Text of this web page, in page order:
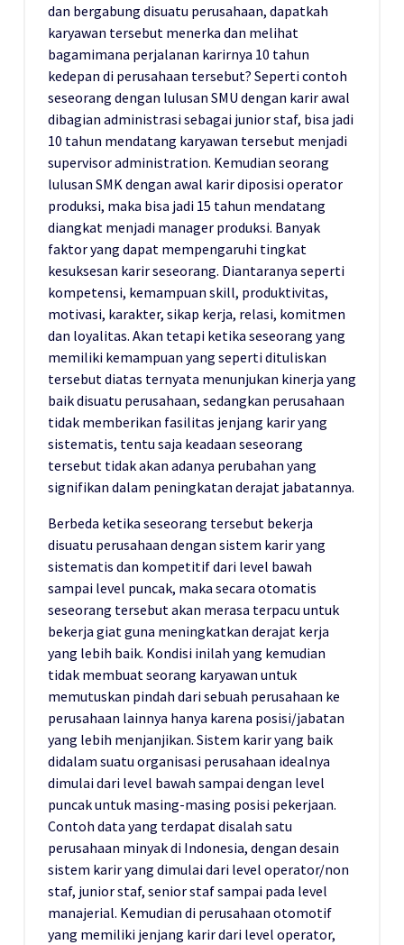
dan bergabung disuatu perusahaan, dapatkah
karyawan tersebut menerka dan melihat
bagamimana perjalanan karirnya 10 tahun
kedepan di perusahaan tersebut? Seperti contoh
seseorang dengan lulusan SMU dengan karir awal
dibagian administrasi sebagai junior staf, bisa jadi
10 tahun mendatang karyawan tersebut menjadi
supervisor administration. Kemudian seorang
lulusan SMK dengan awal karir diposisi operator
produksi, maka bisa jadi 15 tahun mendatang
diangkat menjadi manager produksi. Banyak
faktor yang dapat mempengaruhi tingkat
kesuksesan karir seseorang. Diantaranya seperti
kompetensi, kemampuan skill, produktivitas,
motivasi, karakter, sikap kerja, relasi, komitmen
dan loyalitas. Akan tetapi ketika seseorang yang
memiliki kemampuan yang seperti dituliskan
tersebut diatas ternyata menunjukan kinerja yang
baik disuatu perusahaan, sedangkan perusahaan
tidak memberikan fasilitas jenjang karir yang
sistematis, tentu saja keadaan seseorang
tersebut tidak akan adanya perubahan yang
signifikan dalam peningkatan derajat jabatannya.
Berbeda ketika seseorang tersebut bekerja
disuatu perusahaan dengan sistem karir yang
sistematis dan kompetitif dari level bawah
sampai level puncak, maka secara otomatis
seseorang tersebut akan merasa terpacu untuk
bekerja giat guna meningkatkan derajat kerja
yang lebih baik. Kondisi inilah yang kemudian
tidak membuat seorang karyawan untuk
memutuskan pindah dari sebuah perusahaan ke
perusahaan lainnya hanya karena posisi/jabatan
yang lebih menjanjikan. Sistem karir yang baik
didalam suatu organisasi perusahaan idealnya
dimulai dari level bawah sampai dengan level
puncak untuk masing-masing posisi pekerjaan.
Contoh data yang terdapat disalah satu
perusahaan minyak di Indonesia, dengan desain
sistem karir yang dimulai dari level operator/non
staf, junior staf, senior staf sampai pada level
manajerial. Kemudian di perusahaan otomotif
yang memiliki jenjang karir dari level operator,